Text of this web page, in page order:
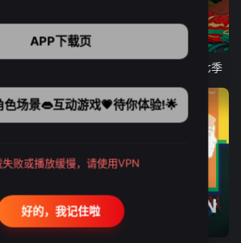
9集全
瑞克和莫蒂 第七季
APP下载页
色场景👄互动游戏💗待你体验!🌟
失败或播放缓慢，请使用VPN
好的，我记住啦